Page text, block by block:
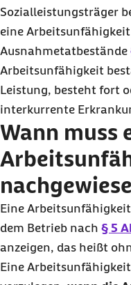
Sozialleistungsträger
eine
Ausnahmetatbestände
Arbeitsunfähigkeit
Leistung, besteht fort
interkurrente
Wann muss
Eine
dem Betrieb nach § 5
anzeigen, das heißt
Eine